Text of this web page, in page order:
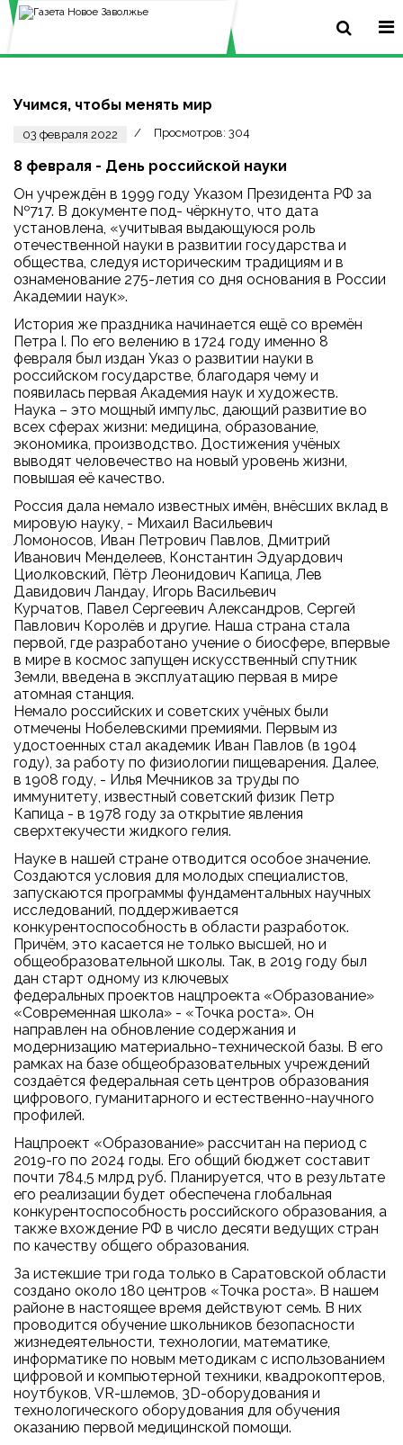
Учимся, чтобы менять мир
03 февраля 2022 Просмотров: 304
8 февраля - День российской науки
Он учреждён в 1999 году Указом Президента РФ за
№717. В документе под- чёркнуто, что дата
установлена, «учитывая выдающуюся роль
отечественной науки в развитии государства и
общества, следуя историческим традициям и в
ознаменование 275-летия со дня основания в России
Академии наук».
История же праздника начинается ещё со времён
Петра I. По его велению в 1724 году именно 8
февраля был издан Указ о развитии науки в
российском государстве, благодаря чему и
появилась первая Академия наук и художеств.
Наука – это мощный импульс, дающий развитие во
всех сферах жизни: медицина, образование,
экономика, производство. Достижения учёных
выводят человечество на новый уровень жизни,
повышая её качество.
Россия дала немало известных имён, внёсших вклад в
мировую науку, - Михаил Васильевич
Ломоносов, Иван Петрович Павлов, Дмитрий
Иванович Менделеев, Константин Эдуардович
Циолковский, Пётр Леонидович Капица, Лев
Давидович Ландау, Игорь Васильевич
Курчатов, Павел Сергеевич Александров, Сергей
Павлович Королёв и другие. Наша страна стала
первой, где разработано учение о биосфере, впервые
в мире в космос запущен искусственный спутник
Земли, введена в эксплуатацию первая в мире
атомная станция.
Немало российских и советских учёных были
отмечены Нобелевскими премиями. Первым из
удостоенных стал академик Иван Павлов (в 1904
году), за работу по физиологии пищеварения. Далее,
в 1908 году, - Илья Мечников за труды по
иммунитету, известный советский физик Петр
Капица - в 1978 году за открытие явления
сверхтекучести жидкого гелия.
Науке в нашей стране отводится особое значение.
Создаются условия для молодых специалистов,
запускаются программы фундаментальных научных
исследований, поддерживается
конкурентоспособность в области разработок.
Причём, это касается не только высшей, но и
общеобразовательной школы. Так, в 2019 году был
дан старт одному из ключевых
федеральных проектов нацпроекта «Образование»
«Современная школа» - «Точка роста». Он
направлен на обновление содержания и
модернизацию материально-технической базы. В его
рамках на базе общеобразовательных учреждений
создаётся федеральная сеть центров образования
цифрового, гуманитарного и естественно-научного
профилей.
Нацпроект «Образование» рассчитан на период с
2019-го по 2024 годы. Его общий бюджет составит
почти 784,5 млрд руб. Планируется, что в результате
его реализации будет обеспечена глобальная
конкурентоспособность российского образования, а
также вхождение РФ в число десяти ведущих стран
по качеству общего образования.
За истекшие три года только в Саратовской области
создано около 180 центров «Точка роста». В нашем
районе в настоящее время действуют семь. В них
проводится обучение школьников безопасности
жизнедеятельности, технологии, математике,
информатике по новым методикам с использованием
цифровой и компьютерной техники, квадрокоптеров,
ноутбуков, VR-шлемов, 3D-оборудования и
технологического оборудования для обучения
оказанию первой медицинской помощи.